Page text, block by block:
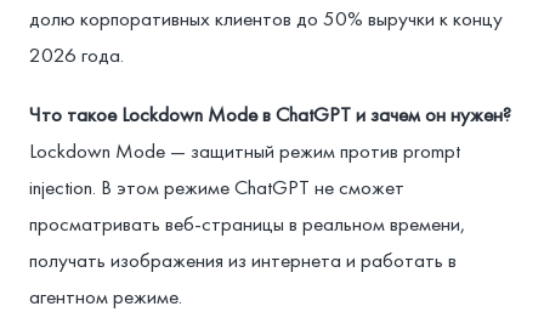
долю корпоративных клиентов до 50% выручки к концу
2026 года.
Что такое Lockdown Mode в ChatGPT и зачем он нужен?
Lockdown Mode — защитный режим против prompt
injection. В этом режиме ChatGPT не сможет
просматривать веб-страницы в реальном времени,
получать изображения из интернета и работать в
агентном режиме.